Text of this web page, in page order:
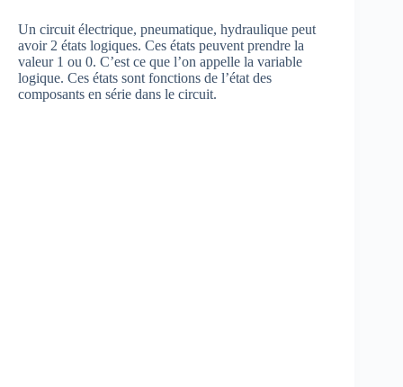
Un circuit électrique, pneumatique, hydraulique peut
avoir 2 états logiques. Ces états peuvent prendre la
valeur 1 ou 0. C’est ce que l’on appelle la variable
logique. Ces états sont fonctions de l’état des
composants en série dans le circuit.